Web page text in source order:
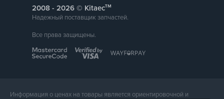
2008 - © Kitaecтм
Надежный поставщик запчастей.
Все права защищены.
Информация о ценах на товары является ориентировочной и